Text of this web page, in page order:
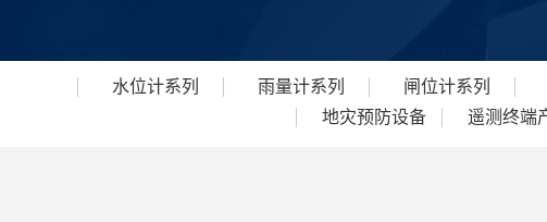
水位计系列 雨量计系列 闸位计系列
地灾预防设备
遥测终端